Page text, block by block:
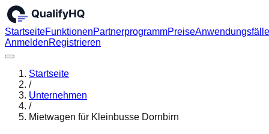
StartseiteFunktionenPartnerprogrammPreiseAnwendungsfälle
AnmeldenRegistrieren
Startseite
/
Unternehmen
/
Mietwagen für Kleinbusse Dornbirn